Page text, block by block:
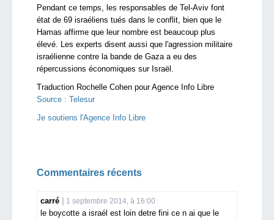
Pendant ce temps, les responsables de Tel-Aviv font
état de 69 israéliens tués dans le conflit, bien que le
Hamas affirme que leur nombre est beaucoup plus
élevé. Les experts disent aussi que l'agression militaire
israélienne contre la bande de Gaza a eu des
répercussions économiques sur Israël.
Traduction Rochelle Cohen pour Agence Info Libre
Source : Telesur
Je soutiens l'Agence Info Libre
Commentaires récents
carré 1 septembre 2014, à 16:00
le boycotte a israél est loin detre fini ce n ai que le